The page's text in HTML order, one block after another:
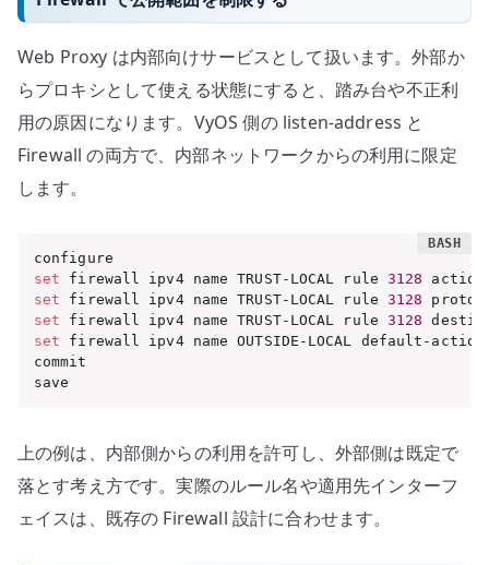
Web Proxy は内部向けサービスとして扱います。外部か
らプロキシとして使える状態にすると、踏み台や不正利
用の原因になります。VyOS 側の listen-address と
Firewall の両方で、内部ネットワークからの利用に限定
します。
set firewall ipv4 name TRUST-LOCAL rule 3128
set firewall ipv4 name TRUST-LOCAL rule 3128
set firewall ipv4 name TRUST-LOCAL rule 3128
set firewall ipv4 name OUTSIDE-LOCAL default-
commit
save
上の例は、内部側からの利用を許可し、外部側は既定で
落とす考え方です。実際のルール名や適用先インターフ
ェイスは、既存の Firewall 設計に合わせます。